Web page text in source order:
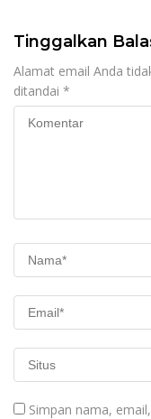
Tinggalkan
Alamat email Anda
ditandai *
Simpan nama,